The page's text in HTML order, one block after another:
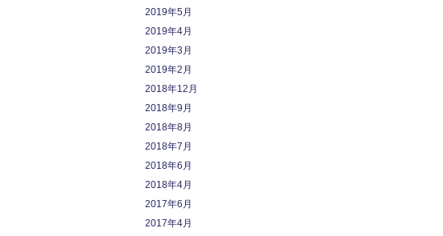
2019年5月
2019年4月
2019年3月
2019年2月
2018年12月
2018年9月
2018年8月
2018年7月
2018年6月
2018年4月
2017年6月
2017年4月